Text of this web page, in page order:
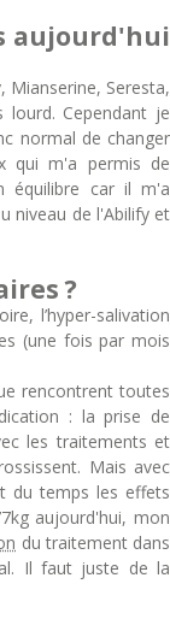
aujourd'hui
Mianserine, Seresta,
lourd. Cependant je
normal de changer
qui m'a permis de
équilibre car il m'a
niveau de l'Abilify et
?
l’hyper-salivation
(une fois par mois
rencontrent toutes
: la prise de
les traitements et
Mais avec
du temps les effets
aujourd'hui, mon
du traitement dans
Il faut juste de la